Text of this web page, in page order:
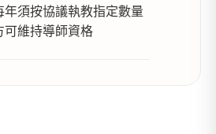
年須按協議執教指定數量
可維持導師資格